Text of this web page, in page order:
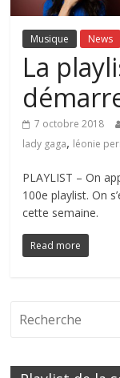
Musique News
La
7 octobre 2018
lady gaga, léonie
PLAYLIST – On
100e playlist. On
cette semaine.
Read more